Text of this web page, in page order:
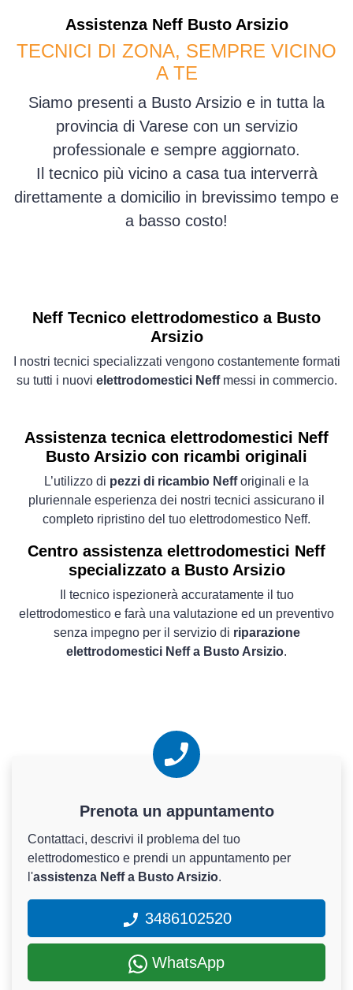
Assistenza NeffBusto Arsizio
TECNICI DI ZONA, SEMPRE VICINO
A TE
Siamo presenti a Busto Arsizio e in tutta la
provincia di Varese con un servizio
professionale e sempre aggiornato.
Il tecnico più vicino a casa tua interverrà
direttamente a domicilio in brevissimo tempo e
a basso costo!
Neff Tecnico elettrodomestico a Busto
Arsizio
I nostri tecnici specializzati vengono costantemente formati
su tutti i nuovi elettrodomestici Neffmessi in commercio.
Assistenza tecnica elettrodomestici Neff
Busto Arsizio con ricambi originali
L’utilizzo di pezzi di ricambio Nefforiginali e la
pluriennale esperienza dei nostri tecnici assicurano il
completo ripristino del tuo elettrodomestico Neff.
Centro assistenza elettrodomestici Neff
specializzato a Busto Arsizio
Il tecnico ispezionerà accuratamente il tuo
elettrodomestico e farà una valutazione ed un preventivo
senza impegno per il servizio di riparazione
elettrodomestici Neff a Busto Arsizio.
Prenota un appuntamento
Contattaci, descrivi il problema del tuo
elettrodomestico e prendi un appuntamento per
l'assistenza Neff a Busto Arsizio.
3486102520
WhatsApp